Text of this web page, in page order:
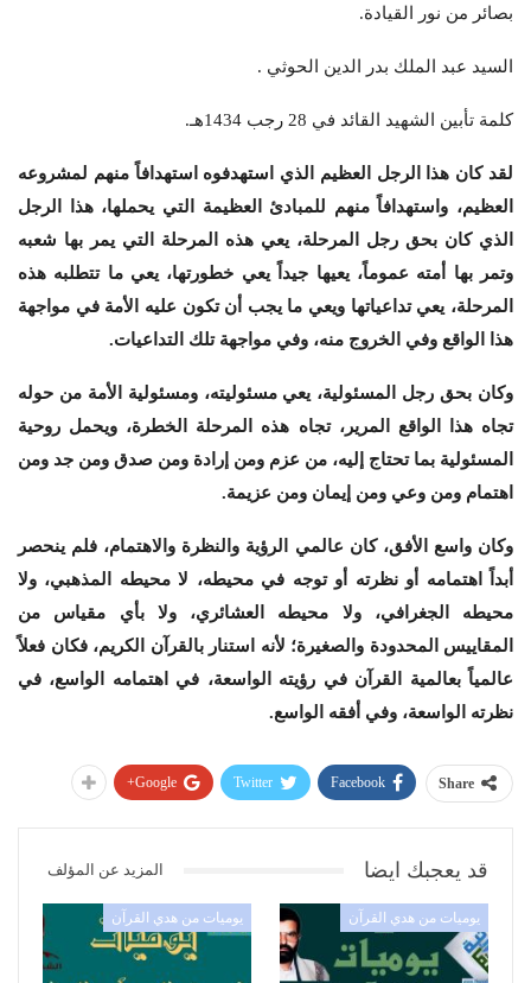
بصائر من نور القيادة.
السيد عبد الملك بدر الدين الحوثي .
كلمة تأبين الشهيد القائد في 28 رجب 1434هـ.
لقد كان هذا الرجل العظيم الذي استهدفوه استهدافاً منهم لمشروعه
العظيم، واستهدافاً منهم للمبادئ العظيمة التي يحملها، هذا الرجل
الذي كان بحق رجل المرحلة، يعي هذه المرحلة التي يمر بها شعبه
وتمر بها أمته عموماً، يعيها جيداً يعي خطورتها، يعي ما تتطلبه هذه
المرحلة، يعي تداعياتها ويعي ما يجب أن تكون عليه الأمة في مواجهة
هذا الواقع وفي الخروج منه، وفي مواجهة تلك التداعيات.
وكان بحق رجل المسئولية، يعي مسئوليته، ومسئولية الأمة من حوله
تجاه هذا الواقع المرير، تجاه هذه المرحلة الخطرة، ويحمل روحية
المسئولية بما تحتاج إليه، من عزم ومن إرادة ومن صدق ومن جد ومن
اهتمام ومن وعي ومن إيمان ومن عزيمة.
وكان واسع الأفق، كان عالمي الرؤية والنظرة والاهتمام، فلم ينحصر
أبداً اهتمامه أو نظرته أو توجه في محيطه، لا محيطه المذهبي، ولا
محيطه الجغرافي، ولا محيطه العشائري، ولا بأي مقياس من
المقاييس المحدودة والصغيرة؛ لأنه استنار بالقرآن الكريم، فكان فعلاً
عالمياً بعالمية القرآن في رؤيته الواسعة، في اهتمامه الواسع، في
نظرته الواسعة، وفي أفقه الواسع.
Share
Facebook
Twitter
Google+
قد يعجبك ايضا المزيد عن المؤلف
يوميات من هدي القرآن يوميات من هدي القرآن